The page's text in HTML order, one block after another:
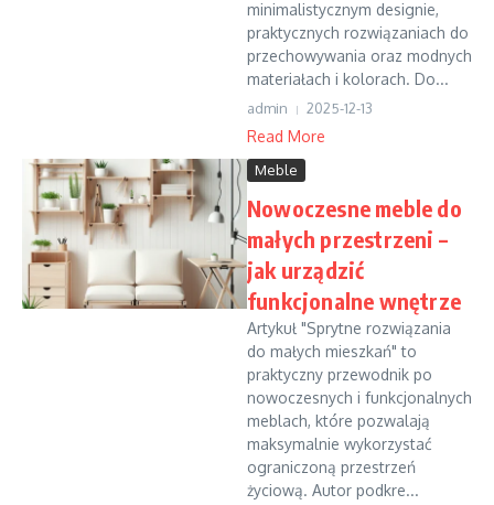
minimalistycznym designie,
praktycznych rozwiązaniach do
przechowywania oraz modnych
materiałach i kolorach. Do...
admin 2025-12-13
Read More
Meble
Nowoczesne meble do
małych przestrzeni –
jak urządzić
funkcjonalne wnętrze
Artykuł "Sprytne rozwiązania
do małych mieszkań" to
praktyczny przewodnik po
nowoczesnych i funkcjonalnych
meblach, które pozwalają
maksymalnie wykorzystać
ograniczoną przestrzeń
życiową. Autor podkre...